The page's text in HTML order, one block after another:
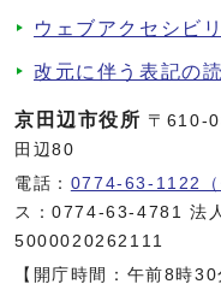
ウェブアクセシビ
改元に伴う表記の
京田辺市役所 〒610-
田辺80
電話： 0774-63-1122（
ス：0774-63-4781 法人
5000020262111
【開庁時間：午前8時